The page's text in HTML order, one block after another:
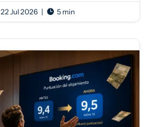
22 Jul 2026 |  5 min